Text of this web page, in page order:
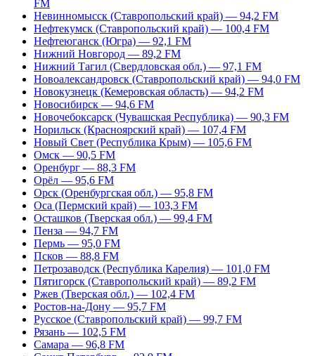
FM
Невинномысск (Ставропольский край) — 94,2 FM
Нефтекумск (Ставропольский край) — 100,4 FM
Нефтеюганск (Югра) — 92,1 FM
Нижний Новгород — 89,2 FM
Нижний Тагил (Свердловская обл.) — 97,1 FM
Новоалександровск (Ставропольский край) — 94,0 FM
Новокузнецк (Кемеровская область) — 94,2 FM
Новосибирск — 94,6 FM
Новочебоксарск (Чувашская Республика) — 90,3 FM
Норильск (Красноярский край) — 107,4 FM
Новый Свет (Республика Крым) — 105,6 FM
Омск — 90,5 FM
Оренбург — 88,3 FM
Орёл — 95,6 FM
Орск (Оренбургская обл.) — 95,8 FM
Оса (Пермский край) — 103,3 FM
Осташков (Тверская обл.) — 99,4 FM
Пенза — 94,7 FM
Пермь — 95,0 FM
Псков — 88,8 FM
Петрозаводск (Республика Карелия) — 101,0 FM
Пятигорск (Ставропольский край) — 89,2 FM
Ржев (Тверская обл.) — 102,4 FM
Ростов-на-Дону — 95,7 FM
Русское (Ставропольский край) — 99,7 FM
Рязань — 102,5 FM
Самара — 96,8 FM